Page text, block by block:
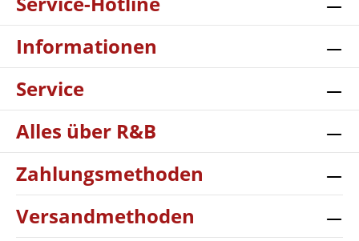
Informationen
Service
Alles über R&B
Zahlungsmethoden
Versandmethoden